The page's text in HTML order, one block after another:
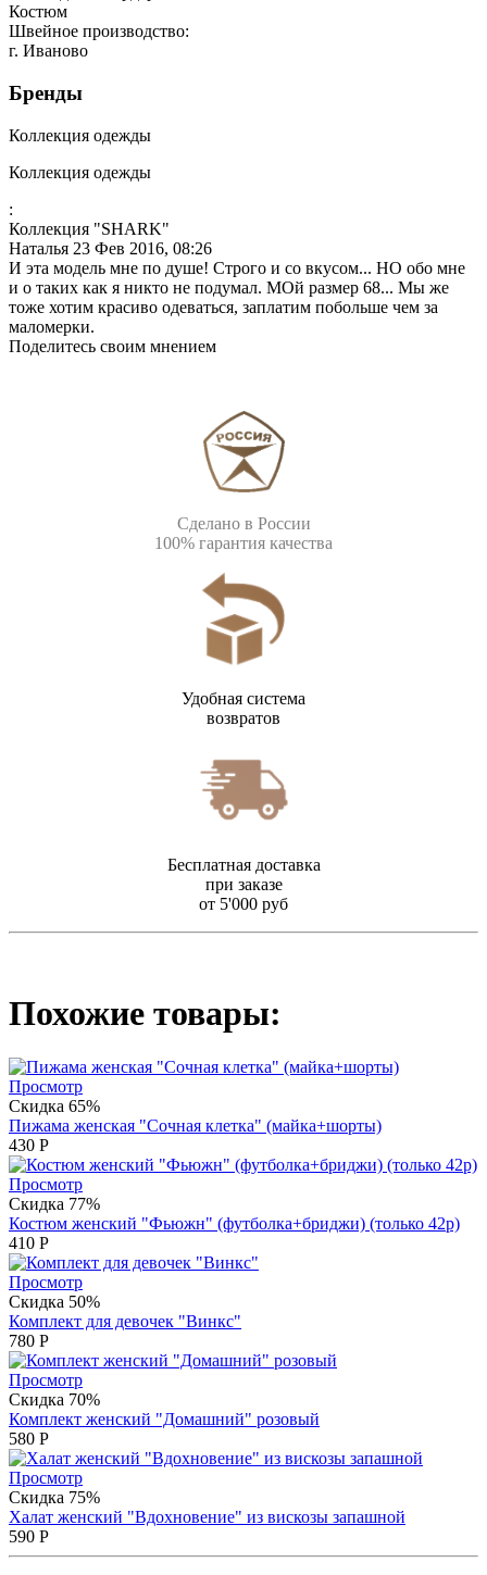
Костюм
Швейное производство:
г. Иваново
Бренды
Коллекция одежды
Коллекция одежды
:
Коллекция "SHARK"
Наталья 23 Фев 2016, 08:26
И эта модель мне по душе! Строго и со вкусом... НО обо мне
и о таких как я никто не подумал. МОй размер 68... Мы же
тоже хотим красиво одеваться, заплатим побольше чем за
маломерки.
Поделитесь своим мнением
Сделано в России
100% гарантия качества
Удобная система
возвратов
Бесплатная доставка
при заказе
от 5'000 руб
Похожие товары:
Просмотр
Скидка 65%
Пижама женская "Сочная клетка" (майка+шорты)
430 Р
Просмотр
Скидка 77%
Костюм женский "Фьюжн" (футболка+бриджи) (только 42р)
410 Р
Просмотр
Скидка 50%
Комплект для девочек "Винкс"
780 Р
Просмотр
Скидка 70%
Комплект женский "Домашний" розовый
580 Р
Просмотр
Скидка 75%
Халат женский "Вдохновение" из вискозы запашной
590 Р